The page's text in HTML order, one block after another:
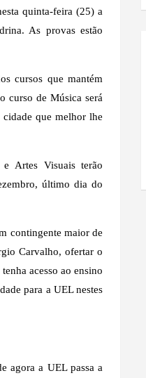
quinta-feira (25) a
As provas estão
cursos que mantém
curso de Música será
que melhor lhe
Artes Visuais terão
último dia do
contingente maior de
Carvalho, ofertar o
acesso ao ensino
para a UEL nestes
agora a UEL passa a